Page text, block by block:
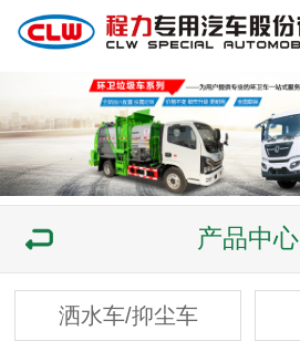
产品中心
洒水车/抑尘车